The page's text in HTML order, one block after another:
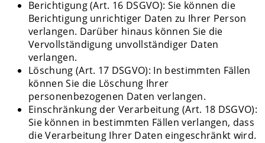
Berichtigung (Art. 16 DSGVO): Sie können die
Berichtigung unrichtiger Daten zu Ihrer Person
verlangen. Darüber hinaus können Sie die
Vervollständigung unvollständiger Daten
verlangen.
Löschung (Art. 17 DSGVO): In bestimmten Fällen
können Sie die Löschung Ihrer
personenbezogenen Daten verlangen.
Einschränkung der Verarbeitung (Art. 18 DSGVO):
Sie können in bestimmten Fällen verlangen, dass
die Verarbeitung Ihrer Daten eingeschränkt wird.